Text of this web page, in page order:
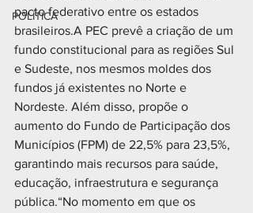
POLÍTICA
pacto federativo entre os estados
brasileiros.A PEC prevê a criação de um
fundo constitucional para as regiões Sul
e Sudeste, nos mesmos moldes dos
fundos já existentes no Norte e
Nordeste. Além disso, propõe o
aumento do Fundo de Participação dos
Municípios (FPM) de 22,5% para 23,5%,
garantindo mais recursos para saúde,
educação, infraestrutura e segurança
pública.“No momento em que os